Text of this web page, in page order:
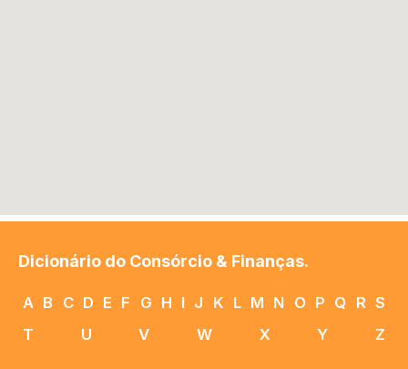
Dicionário do Consórcio & Finanças.
A B C D E F G H I J K L M N O P Q R S
T
U V W X Y Z